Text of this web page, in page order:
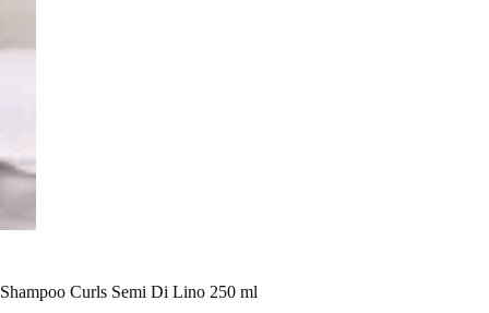
Shampoo Curls Semi Di Lino 250 ml